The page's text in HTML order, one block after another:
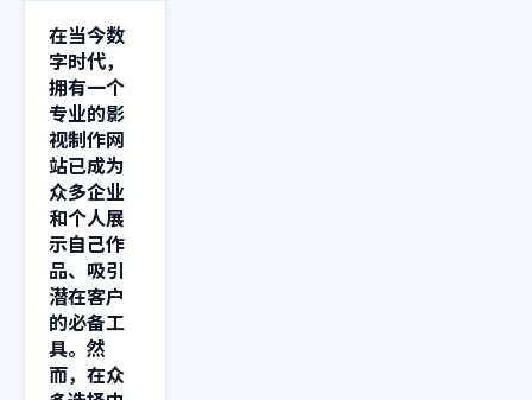
在当今数
字时代，
拥有一个
专业的影
视制作网
站已成为
众多企业
和个人展
示自己作
品、吸引
潜在客户
的必备工
具。然
而，在众